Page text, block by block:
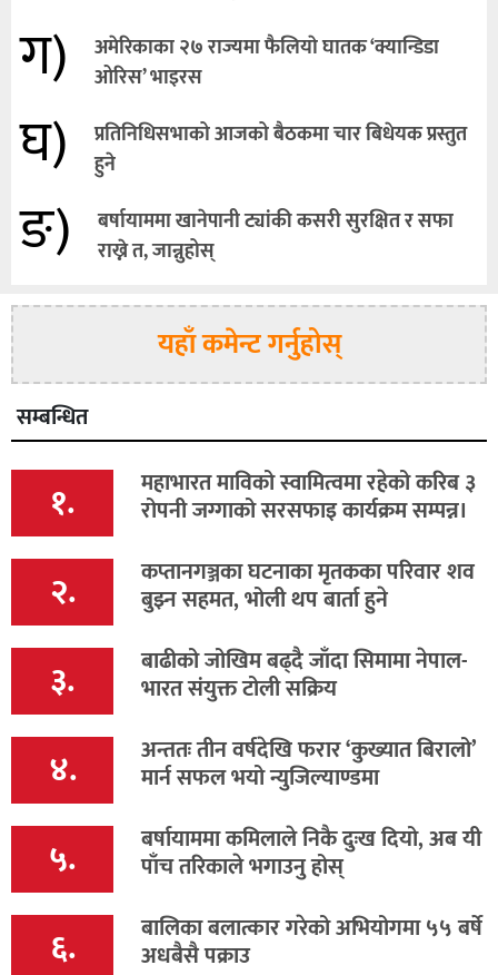
ग)
अमेरिकाका २७ राज्यमा फैलियाे घातक ‘क्यान्डिडा
ओरिस’ भाइरस
घ)
प्रतिनिधिसभाको आजको बैठकमा चार बिधेयक प्रस्तुत
हुने
ङ)
बर्षायाममा खानेपानी ट्यांकी कसरी सुरक्षित र सफा
राख्ने त, जान्नुहोस्
यहाँ कमेन्ट गर्नुहोस्
सम्बन्धित
१. महाभारत माविको स्वामित्वमा रहेको करिब ३
रोपनी जग्गाको सरसफाइ कार्यक्रम सम्पन्न।
२. कप्तानगञ्जका घटनाका मृतकका परिवार शव
बुझ्न सहमत, भोली थप बार्ता हुने
३. बाढीको जोखिम बढ्दै जाँदा सिमामा नेपाल-
भारत संयुक्त टोली सक्रिय
४. अन्ततः तीन वर्षदेखि फरार ‘कुख्यात बिरालो’
मार्न सफल भयो न्युजिल्याण्डमा
५. बर्षायाममा कमिलाले निकै दुःख दियो, अब यी
पाँच तरिकाले भगाउनु होस्
६. बालिका बलात्कार गरेको अभियोगमा ५५ बर्षे
अधबैसै पक्राउ